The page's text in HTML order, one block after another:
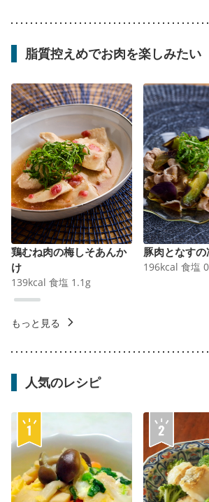
脂質控えめでお肉を楽しみたい
鶏むね肉の梅しそあんか
け
139kcal 食塩 1.1 g
豚肉となす
196kcal 食塩
もっと見る
人気のレシピ